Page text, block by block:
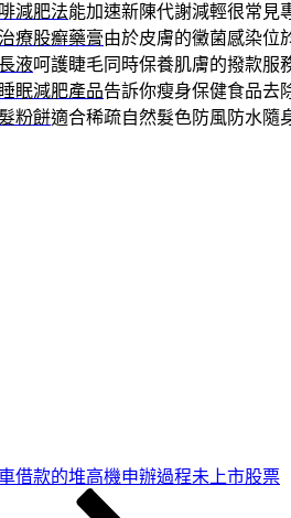
減肥法能加速新陳代謝減輕很常見
治療股癬藥膏由於皮膚的黴菌感染位
液呵護睫毛同時保養肌膚的撥款服
睡眠減肥產品告訴你瘦身保健食品去
粉餅適合稀疏自然髮色防風防水隨
借款的堆高機申辦過程未上市股票